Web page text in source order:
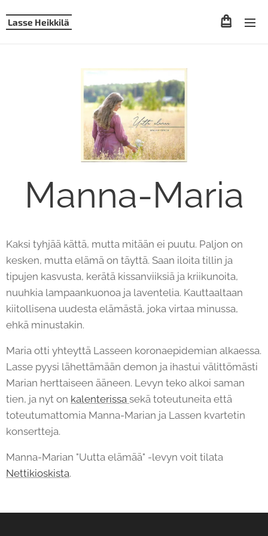
Lasse Heikkilä
Manna-Maria
Kaksi tyhjää kättä, mutta mitään ei puutu. Paljon on
kesken, mutta elämä on täyttä. Saan iloita tillin ja
tipujen kasvusta, kerätä kissanviiksiä ja kriikunoita,
nuuhkia lampaankuonoa ja laventelia. Kauttaaltaan
kiitollisena uudesta elämästä, joka virtaa minussa,
ehkä minustakin.
Maria otti yhteyttä Lasseen koronaepidemian alkaessa.
Lasse pyysi lähettämään demon ja ihastui välittömästi
Marian herttaiseen ääneen. Levyn teko alkoi saman
tien, ja nyt on kalenterissa sekä toteutuneita että
toteutumattomia Manna-Marian ja Lassen kvartetin
konsertteja.
Manna-Marian "Uutta elämää" -levyn voit tilata
Nettikioskista.